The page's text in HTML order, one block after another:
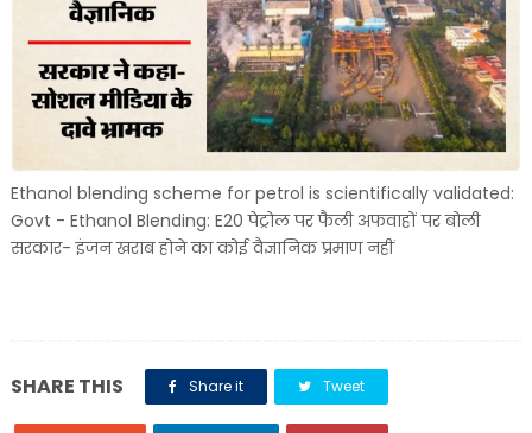
Ethanol blending scheme for petrol is scientifically validated:
Govt - Ethanol Blending: E20 पेट्रोल पर फैली अफवाहों पर बोली
सरकार- इंजन खराब होने का कोई वैज्ञानिक प्रमाण नहीं
SHARE THIS Share it Tweet